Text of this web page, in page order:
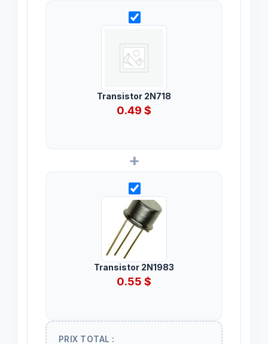
Transistor 2N718
0.49 $
+
Transistor 2N1983
0.55 $
PRIX TOTAL :